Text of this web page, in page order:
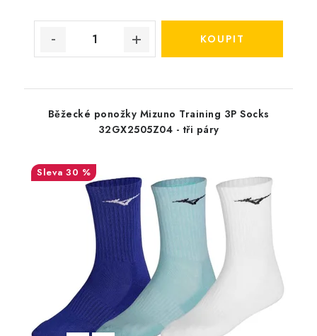
Běžecké ponožky Mizuno Training 3P Socks
32GX2505Z04 - tři páry
30 %